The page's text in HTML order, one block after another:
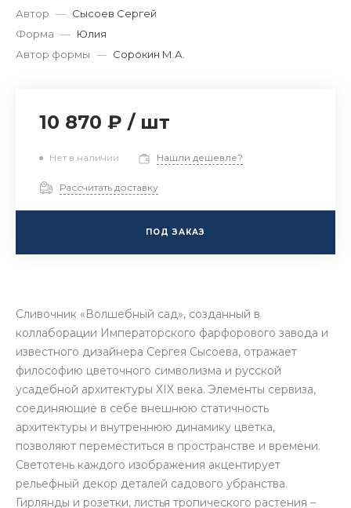
Автор — Сысоев Сергей
Форма — Юлия
Автор формы — Сорокин М.А.
10 870 ₽ / шт
Нет в наличии Нашли дешевле?
Рассчитать доставку
ПОД ЗАКАЗ
Сливочник «Волшебный сад», созданный в
коллаборации Императорского фарфорового завода и
известного дизайнера Сергея Сысоева, отражает
философию цветочного символизма и русской
усадебной архитектуры XIX века. Элементы сервиза,
соединяющие в себе внешнюю статичность
архитектуры и внутреннюю динамику цветка,
позволяют переместиться в пространстве и времени.
Светотень каждого изображения акцентирует
рельефный декор деталей садового убранства.
Гирлянды и розетки, листья тропического растения –